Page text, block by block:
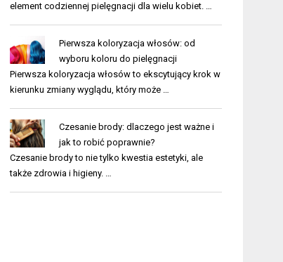
element codziennej pielęgnacji dla wielu kobiet. …
Pierwsza koloryzacja włosów: od
wyboru koloru do pielęgnacji
Pierwsza koloryzacja włosów to ekscytujący krok w
kierunku zmiany wyglądu, który może …
Czesanie brody: dlaczego jest ważne i
jak to robić poprawnie?
Czesanie brody to nie tylko kwestia estetyki, ale
także zdrowia i higieny. …